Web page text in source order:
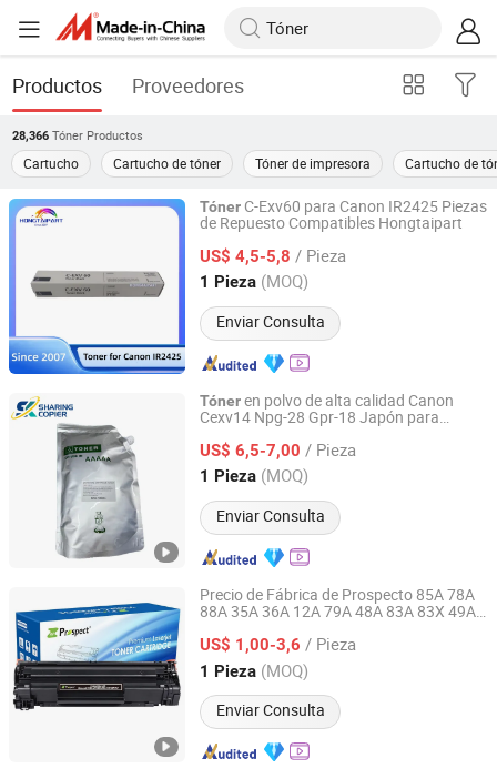
Productos Proveedores
28,366 Tóner Productos
Cartucho Cartucho de tóner Tóner de impresora Cartucho de
Tóner C-Exv60 para Canon IR2425 Piezas
de Repuesto Compatibles Hongtaipart
US$ 4,5-5,8 / Pieza
1 Pieza (MOQ)
Enviar Consulta
Hongtai Office Accessories Ltd
Guangdong, China Desde 2022
Tóneren polvo de alta calidad Canon
Cexv14 Npg-28 Gpr-18 Japón para
US$ 6,5-7,00 / Pieza
1 Pieza (MOQ)
Enviar Consulta
ZHONGSHAN SHARINGCOPIER TECHNOLOGY CO., LTD
Guangdong, China Desde 2022
Precio de Fábrica de Prospecto 85A 78A
88A 35A 36A 12A 79A 48A 83A 83X 49A
Láser Compatible para Cartucho de
Tóner de China
US$ 1,00-3,6 / Pieza
1 Pieza (MOQ)
Enviar Consulta
Prospect Image Products Limited of Zhuhai
Guangdong, China Desde 2024